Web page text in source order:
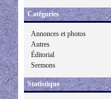
Catégories
Annonces et photos
Autres
Éditorial
Sermons
Statistique